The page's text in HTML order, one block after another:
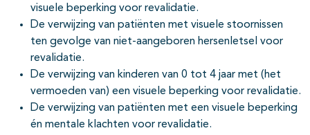
visuele beperking voor revalidatie.
De verwijzing van patiënten met visuele stoornissen
ten gevolge van niet-aangeboren hersenletsel voor
revalidatie.
De verwijzing van kinderen van 0 tot 4 jaar met (het
vermoeden van) een visuele beperking voor revalidatie.
De verwijzing van patiënten met een visuele beperking
én mentale klachten voor revalidatie.